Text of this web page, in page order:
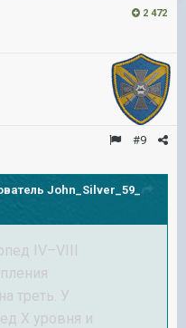
2 472
#9
John_Silver_59_
IV–VIII
треть. У
X уровня и